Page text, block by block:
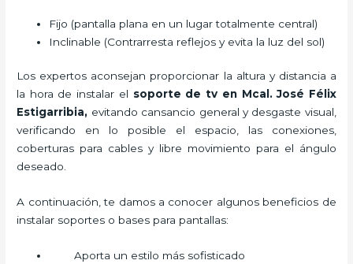
Fijo (pantalla plana en un lugar totalmente central)
Inclinable (Contrarresta reflejos y evita la luz del sol)
Los expertos aconsejan proporcionar la altura y distancia a
la hora de instalar el soporte de tv en Mcal. José Félix
Estigarribia, evitando cansancio general y desgaste visual,
verificando en lo posible el espacio, las conexiones,
coberturas para cables y libre movimiento para el ángulo
deseado.
A continuación, te damos a conocer algunos beneficios de
instalar soportes o bases para pantallas:
Aporta un estilo más sofisticado